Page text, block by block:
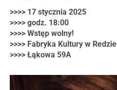
>>>> 17 stycznia 2025
>>>> godz. 18:00
>>>> Wstęp wolny!
>>>> Fabryka Kultury w Redzie
>>>> Łąkowa 59A